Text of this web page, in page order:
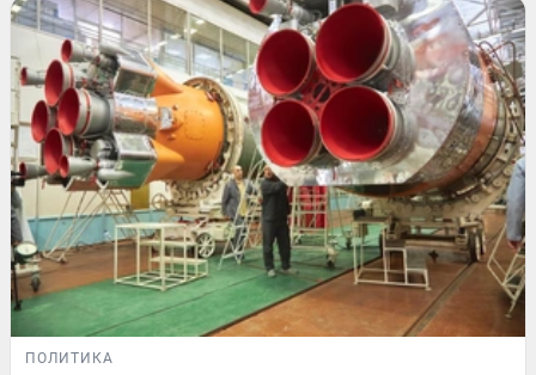
ПОЛИТИКА